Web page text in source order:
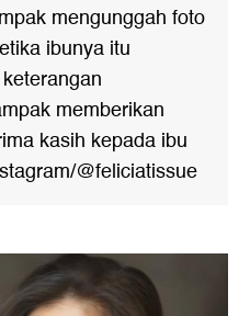
mengunggah foto
ibunya itu
memberikan
kasih kepada ibu
@feliciatissue